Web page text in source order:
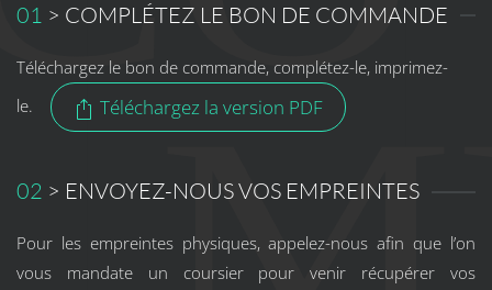
01 > COMPLÉTEZ LE BON DE COMMANDE
Téléchargez le bon de commande, complétez-le, imprimez-
le.
Téléchargez la version PDF
02 > ENVOYEZ-NOUS VOS EMPREINTES
Pour les empreintes physiques, appelez-nous afin que l’on
vous mandate un coursier pour venir récupérer vos